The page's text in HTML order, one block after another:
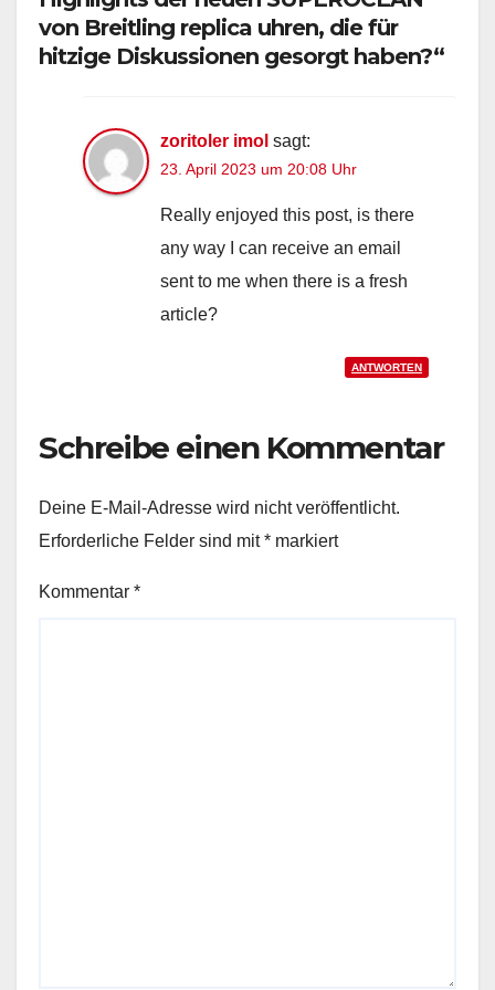
von Breitling replica uhren, die für
hitzige Diskussionen gesorgt haben?“
zoritoler imol sagt:
23. April 2023 um 20:08 Uhr
Really enjoyed this post, is there
any way I can receive an email
sent to me when there is a fresh
article?
ANTWORTEN
Schreibe einen Kommentar
Deine E-Mail-Adresse wird nicht veröffentlicht.
Erforderliche Felder sind mit* markiert
Kommentar *